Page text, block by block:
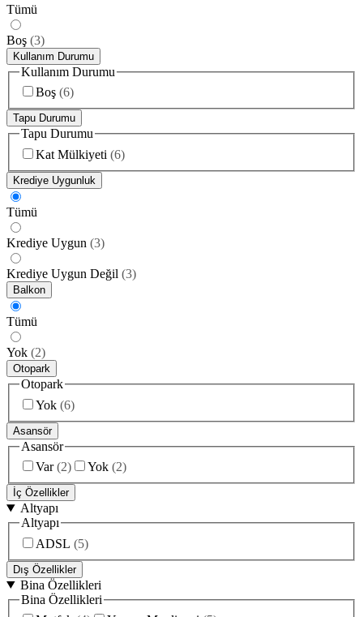
Tümü
Boş (3)
Kullanım Durumu
Kullanım Durumu
Boş (6)
Tapu Durumu
Tapu Durumu
Kat Mülkiyeti (6)
Krediye Uygunluk
Tümü
Krediye Uygun (3)
Krediye Uygun Değil (3)
Balkon
Tümü
Yok (2)
Otopark
Otopark
Yok (6)
Asansör
Asansör
Var (2) Yok (2)
İç Özellikler
Altyapı
Altyapı
ADSL (5)
Dış Özellikler
Bina Özellikleri
Bina Özellikleri